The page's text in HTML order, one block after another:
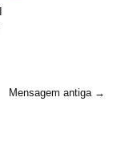
Mensagem antiga →